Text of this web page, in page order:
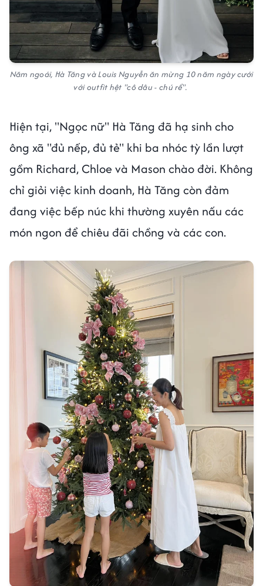
Năm ngoái, Hà Tăng và Louis Nguyễn ăn mừng 10 năm ngày cưới
với outfit hệt "cô dâu - chú rể".
Hiện tại, "Ngọc nữ" Hà Tăng đã hạ sinh cho
ông xã "đủ nếp, đủ tẻ" khi ba nhóc tỳ lần lượt
gồm Richard, Chloe và Mason chào đời. Không
chỉ giỏi việc kinh doanh, Hà Tăng còn đảm
đang việc bếp núc khi thường xuyên nấu các
món ngon để chiêu đãi chồng và các con.